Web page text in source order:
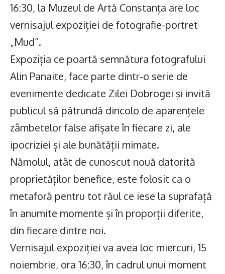
16:30, la Muzeul de Artă Constanța are loc
vernisajul expoziției de fotografie-portret
„Mud”.
Expoziția ce poartă semnătura fotografului
Alin Panaite, face parte dintr-o serie de
evenimente dedicate Zilei Dobrogei şi invită
publicul să pătrundă dincolo de aparențele
zâmbetelor false afișate în fiecare zi, ale
ipocriziei și ale bunătății mimate.
Nămolul, atât de cunoscut nouă datorită
proprietăților benefice, este folosit ca o
metaforă pentru tot răul ce iese la suprafață
în anumite momente și în proporții diferite,
din fiecare dintre noi.
Vernisajul expoziției va avea loc miercuri, 15
noiembrie, ora 16:30, în cadrul unui moment